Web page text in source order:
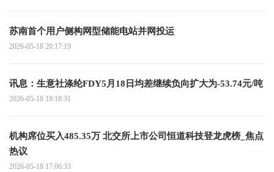
苏南首个用户侧构网型储能电站并网投运
2026-05-18 20:17:19
讯息：生意社涤纶FDY5月18日均差继续负向扩大为-53.74元/吨
2026-05-18 19:18:31
机构席位买入485.35万 北交所上市公司恒道科技登龙虎榜_焦点
热议
2026-05-18 17:06:33